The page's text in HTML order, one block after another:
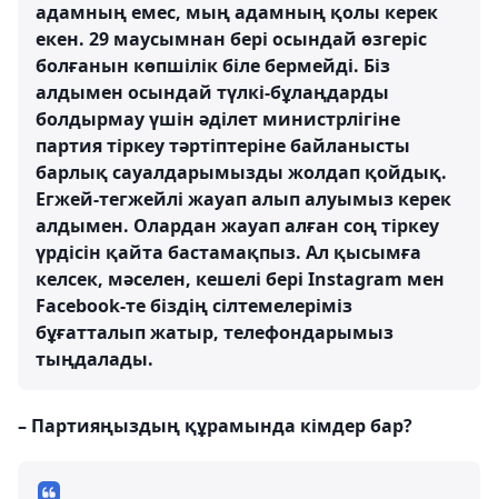
адамның емес, мың адамның қолы керек
екен. 29 маусымнан бері осындай өзгеріс
болғанын көпшілік біле бермейді. Біз
алдымен осындай түлкі-бұлаңдарды
болдырмау үшін әділет министрлігіне
партия тіркеу тәртіптеріне байланысты
барлық сауалдарымызды жолдап қойдық.
Егжей-тегжейлі жауап алып алуымыз керек
алдымен. Олардан жауап алған соң тіркеу
үрдісін қайта бастамақпыз. Ал қысымға
келсек, мәселен, кешелі бері Instagram мен
Facebook-те біздің сілтемелеріміз
бұғатталып жатыр, телефондарымыз
тыңдалады.
– Партияңыздың құрамында кімдер бар?